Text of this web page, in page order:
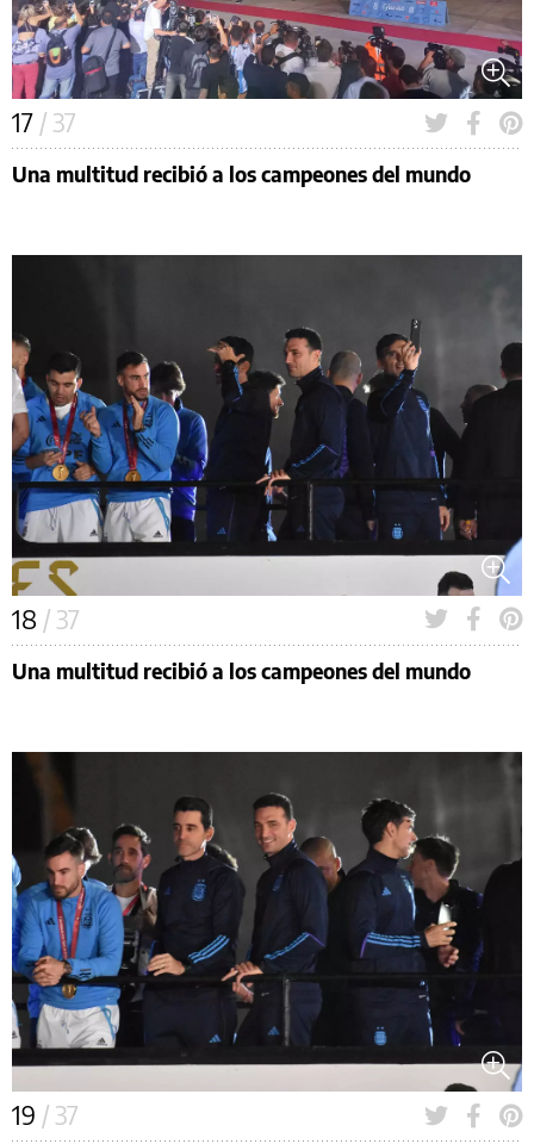
17 / 37
Una multitud recibió a los campeones del mundo
18 / 37
Una multitud recibió a los campeones del mundo
19 / 37